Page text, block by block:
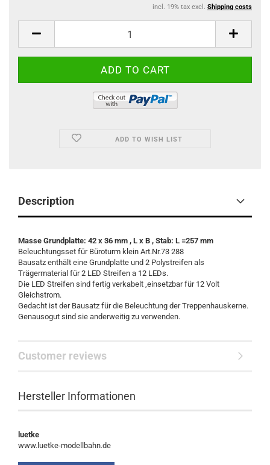
incl. 19% tax excl. Shipping costs
ADD TO WISH LIST
Description
Masse Grundplatte: 42 x 36 mm , L x B , Stab: L =257 mm
Beleuchtungsset für Büroturm klein Art.Nr.73 288
Bausatz enthält eine Grundplatte und 2 Polystreifen als
Trägermaterial für 2 LED Streifen a 12 LEDs.
Die LED Streifen sind fertig verkabelt ,einsetzbar für 12 Volt
Gleichstrom.
Gedacht ist der Bausatz für die Beleuchtung der Treppenhauskerne.
Genausogut sind sie anderweitig zu verwenden.
Customer reviews
Hersteller Informationen
luetke
www.luetke-modellbahn.de